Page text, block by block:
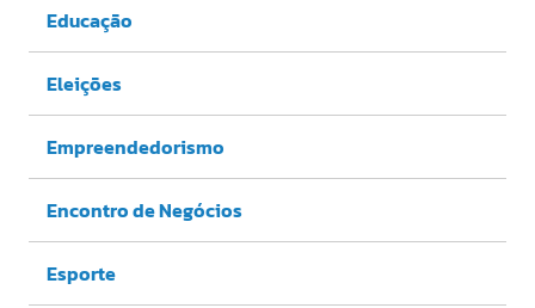
Educação
Eleições
Empreendedorismo
Encontro de Negócios
Esporte